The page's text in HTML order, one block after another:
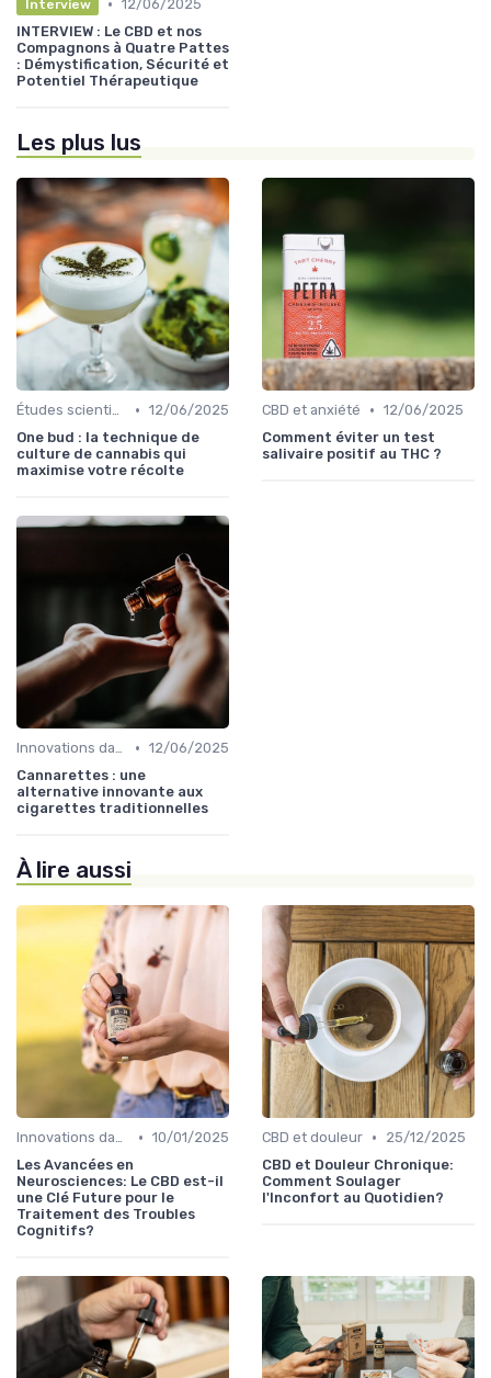
Interview
12/06/2025
INTERVIEW : Le CBD et nos
Compagnons à Quatre Pattes
: Démystification, Sécurité et
Potentiel Thérapeutique
Les plus lus
Études scientifiques • 12/06/2025
One bud : la technique de
culture de cannabis qui
maximise votre récolte
CBD et anxiété • 12/06/2025
Comment éviter un test
salivaire positif au THC ?
Innovations dans le CBD • 12/06/2025
Cannarettes : une
alternative innovante aux
cigarettes traditionnelles
À lire aussi
Innovations dans le CBD • 10/01/2025
Les Avancées en
Neurosciences: Le CBD est-il
une Clé Future pour le
Traitement des Troubles
Cognitifs?
CBD et douleur •
25/12/2025
CBD et Douleur Chronique:
Comment Soulager
l'Inconfort au Quotidien?